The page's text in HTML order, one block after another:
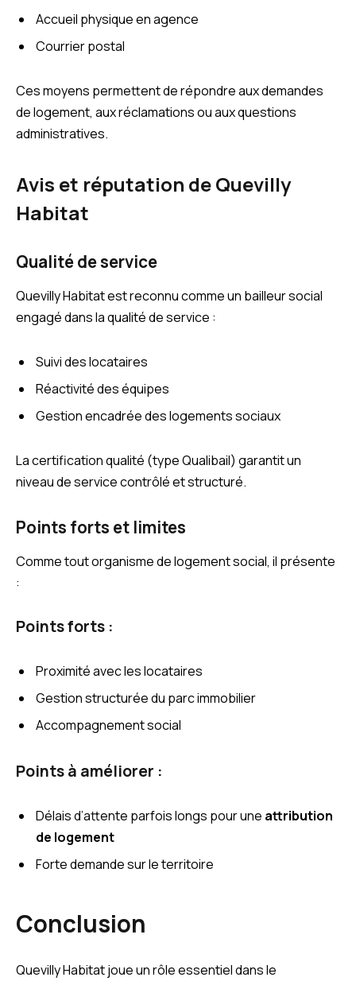
Accueil physique en agence
Courrier postal
Ces moyens permettent de répondre aux demandes
de logement, aux réclamations ou aux questions
administratives.
Avis et réputation de Quevilly
Habitat
Qualité de service
Quevilly Habitat est reconnu comme un bailleur social
engagé dans la qualité de service :
Suivi des locataires
Réactivité des équipes
Gestion encadrée des logements sociaux
La certification qualité (type Qualibail) garantit un
niveau de service contrôlé et structuré.
Points forts et limites
Comme tout organisme de logement social, il présente
:
Points forts :
Proximité avec les locataires
Gestion structurée du parc immobilier
Accompagnement social
Points à améliorer :
Délais d’attente parfois longs pour une attribution
de logement
Forte demande sur le territoire
Conclusion
Quevilly Habitat joue un rôle essentiel dans le